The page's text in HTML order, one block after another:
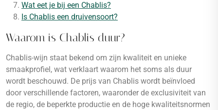
Wat eet je bij een Chablis?
Is Chablis een druivensoort?
Waarom is Chablis duur?
Chablis-wijn staat bekend om zijn kwaliteit en unieke
smaakprofiel, wat verklaart waarom het soms als duur
wordt beschouwd. De prijs van Chablis wordt beïnvloed
door verschillende factoren, waaronder de exclusiviteit van
de regio, de beperkte productie en de hoge kwaliteitsnormen